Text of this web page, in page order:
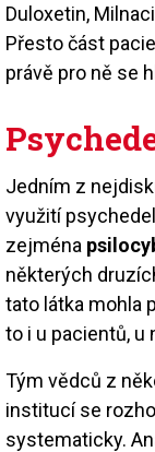
Duloxetin,
Přesto část
právě pro ně se
Jedním z
využití
zejména
některých
tato látka mohla
to i u pacientů, u
Tým vědců z
institucí se
systematicky.